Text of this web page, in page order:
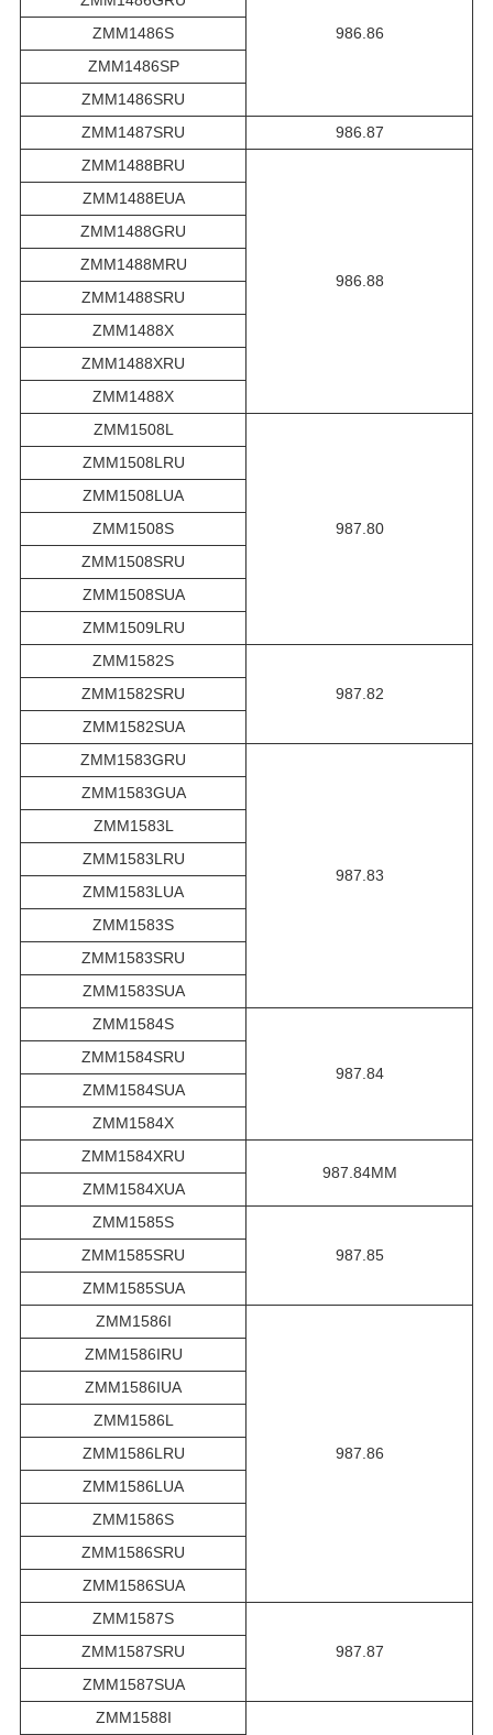
986.86
ZMM1486S
ZMM1486SP
ZMM1486SRU
ZMM1487SRU
986.87
ZMM1488BRU
986.88
ZMM1488EUA
ZMM1488GRU
ZMM1488MRU
ZMM1488SRU
ZMM1488X
ZMM1488XRU
ZMM1488X
ZMM1508L
987.80
ZMM1508LRU
ZMM1508LUA
ZMM1508S
ZMM1508SRU
ZMM1508SUA
ZMM1509LRU
ZMM1582S
987.82
ZMM1582SRU
ZMM1582SUA
ZMM1583GRU
987.83
ZMM1583GUA
ZMM1583L
ZMM1583LRU
ZMM1583LUA
ZMM1583S
ZMM1583SRU
ZMM1583SUA
ZMM1584S
987.84
ZMM1584SRU
ZMM1584SUA
ZMM1584X
ZMM1584XRU
987.84MM
ZMM1584XUA
ZMM1585S
987.85
ZMM1585SRU
ZMM1585SUA
ZMM1586I
987.86
ZMM1586IRU
ZMM1586IUA
ZMM1586L
ZMM1586LRU
ZMM1586LUA
ZMM1586S
ZMM1586SRU
ZMM1586SUA
ZMM1587S
987.87
ZMM1587SRU
ZMM1587SUA
ZMM1588I